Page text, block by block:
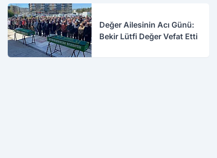
Değer Ailesinin Acı Günü:
Bekir Lütfi Değer Vefat Etti